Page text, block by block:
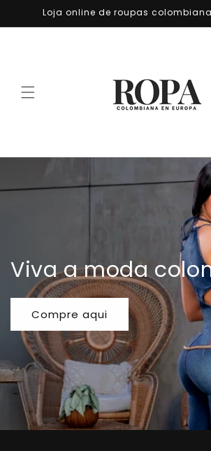
para o
conteúdo
Loja online de roupas
Viva a moda
Compre aqui